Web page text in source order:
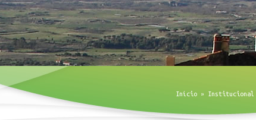
Início » Institucional